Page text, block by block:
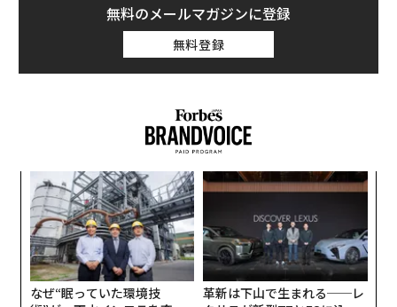
無料のメールマガジンに登録
無料登録
なぜ“眠っていた環境技
革新は下山で生まれる──レ